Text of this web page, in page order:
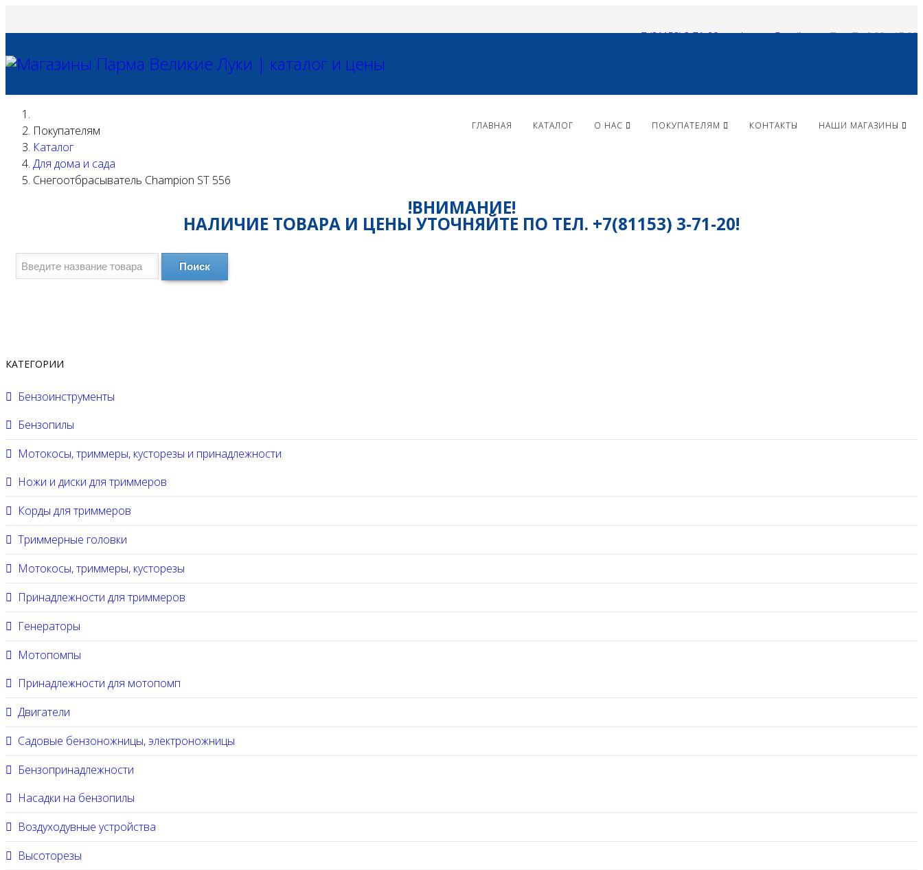
+ 7 (81153) 3-71-20 vlparma@mail.ru Пн - Пт 9:00 - 17:00
ГЛАВНАЯ КАТАЛОГ О НАС ПОКУПАТЕЛЯМ КОНТАКТЫ НАШИ МАГАЗИНЫ
Покупателям
Каталог
Для дома и сада
Снегоотбрасыватель Champion ST 556
!ВНИМАНИЕ!
НАЛИЧИЕ ТОВАРА И ЦЕНЫ УТОЧНЯЙТЕ ПО ТЕЛ. +7(81153) 3-71-20!
Поиск
КАТЕГОРИИ
Бензоинструменты
Бензопилы
Мотокосы, триммеры, кусторезы и принадлежности
Ножи и диски для триммеров
Корды для триммеров
Триммерные головки
Мотокосы, триммеры, кусторезы
Принадлежности для триммеров
Генераторы
Мотопомпы
Принадлежности для мотопомп
Двигатели
Садовые бензоножницы, электроножницы
Бензопринадлежности
Насадки на бензопилы
Воздуходувные устройства
Высоторезы